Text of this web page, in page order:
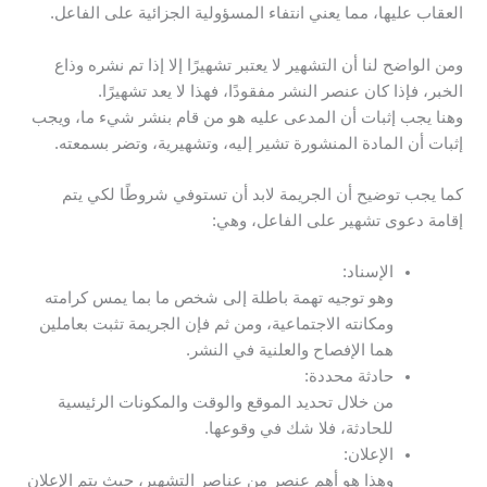
العقاب عليها، مما يعني انتفاء المسؤولية الجزائية على الفاعل.
ومن الواضح لنا أن التشهير لا يعتبر تشهيرًا إلا إذا تم نشره وذاع
الخبر، فإذا كان عنصر النشر مفقودًا، فهذا لا يعد تشهيرًا.
وهنا يجب إثبات أن المدعى عليه هو من قام بنشر شيء ما، ويجب
إثبات أن المادة المنشورة تشير إليه، وتشهيرية، وتضر بسمعته.
كما يجب توضيح أن الجريمة لابد أن تستوفي شروطًا لكي يتم
إقامة دعوى تشهير على الفاعل، وهي:
الإسناد:
وهو توجيه تهمة باطلة إلى شخص ما بما يمس كرامته
ومكانته الاجتماعية، ومن ثم فإن الجريمة تثبت بعاملين
هما الإفصاح والعلنية في النشر.
حادثة محددة:
من خلال تحديد الموقع والوقت والمكونات الرئيسية
للحادثة، فلا شك في وقوعها.
الإعلان:
وهذا هو أهم عنصر من عناصر التشهير، حيث يتم الإعلان